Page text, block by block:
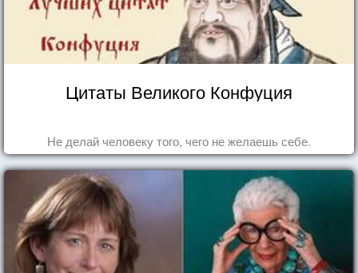
Цитаты Великого Конфуция
Не делай человеку того, чего не желаешь себе.